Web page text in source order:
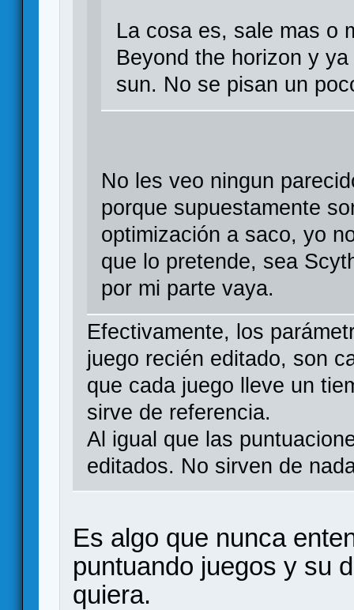
La cosa es, sale mas o
Beyond the horizon y
sun. No se pisan un
No les veo ningun
porque supuestamente
optimización a saco, yo
que lo pretende, sea
por mi parte vaya.
Efectivamente, los
juego recién editado, son
que cada juego lleve un
sirve de referencia.
Al igual que las
editados. No sirven de
Es algo que nunca
puntuando juegos y su
quiera.